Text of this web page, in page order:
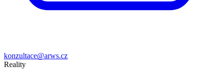
konzultace@arws.cz
Reality